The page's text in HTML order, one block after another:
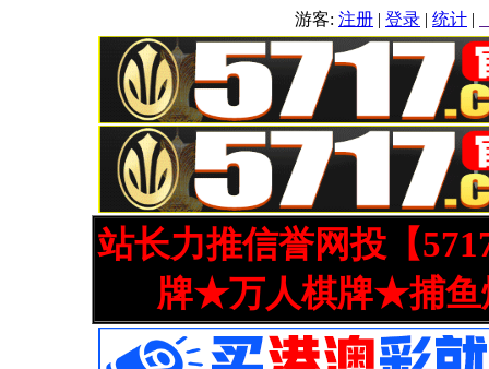
游客: 注册 | 登录 | 统计 |
站长力推信誉网投【
牌★万人棋牌★捕鱼